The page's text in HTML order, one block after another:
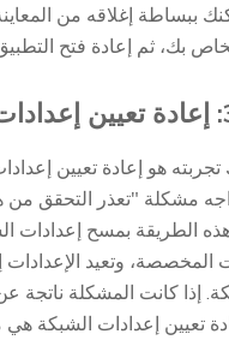
ببساطة إغلاقه من
هو إعادة تعيين
مشكلة "تعذر التحقق من
الطريقة بمسح إعدادات
وتعيد الإعدادات
إذا كانت المشكلة
تعيين إعدادات الشبكة هي